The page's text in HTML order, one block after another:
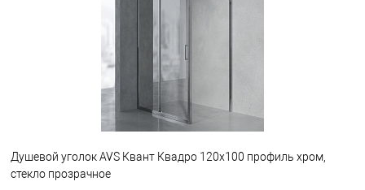
В наличии
Душевой уголок AVS Квант Квадро 120x100 профиль хром,
стекло прозрачное